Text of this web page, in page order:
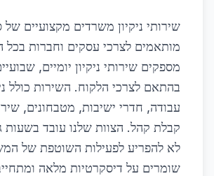
שירותי ניקיון משרדים מקצועיים של
מותאמים לצרכי עסקים וחברות בכל
מספקים שירותי ניקיון יומיים,
בהתאם לצרכי הלקוח. השירות כולל
עבודה, חדרי ישיבות, מטבחונים,
קבלת קהל. הצוות שלנו עובד בשעות
לא להפריע לפעילות השוטפת של
שומרים על דיסקרטיות מלאה